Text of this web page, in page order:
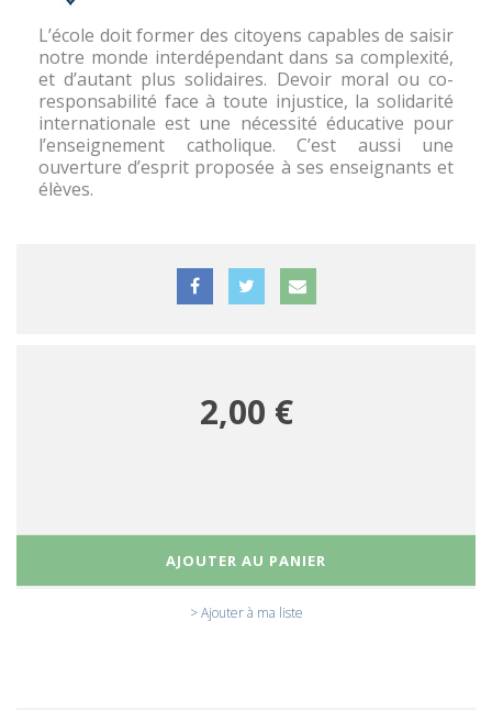
L’école doit former des citoyens capables de saisir
notre monde interdépendant dans sa complexité,
et d’autant plus solidaires. Devoir moral ou co-
responsabilité face à toute injustice, la solidarité
internationale est une nécessité éducative pour
l’enseignement catholique. C’est aussi une
ouverture d’esprit proposée à ses enseignants et
élèves.
2,00 €
AJOUTER AU PANIER
> Ajouter à ma liste